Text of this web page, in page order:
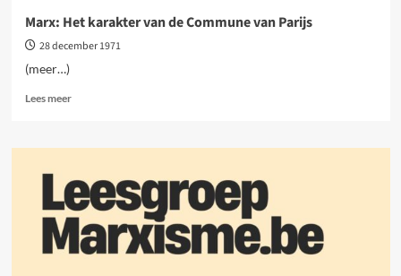
Marx: Het karakter van de Commune van Parijs
28 december 1971
(meer…)
Lees meerLees
Marx:
karakter
van
de
Commune
van